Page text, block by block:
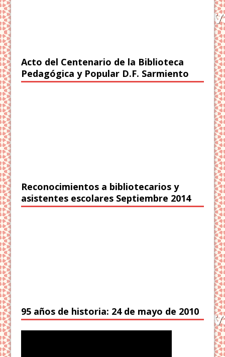
Acto del Centenario de la Biblioteca
Pedagógica y Popular D.F. Sarmiento
Reconocimientos a bibliotecarios y
asistentes escolares Septiembre 2014
95 años de historia: 24 de mayo de 2010